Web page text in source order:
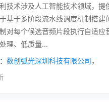
技术涉及人工智能技术领域，
基于多阶段流水线调度机制搭
对每个候选音频片段执行自适
理、低质量...
数创弧光深圳科技有限公司，